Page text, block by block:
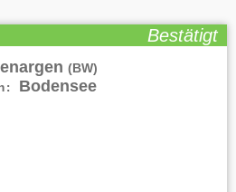
Bestätigt
(BW)
Bodensee